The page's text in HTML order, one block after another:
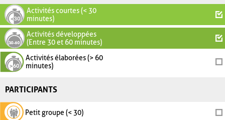
Activités courtes (< 30
minutes)
Activités développées
(Entre 30 et 60 minutes)
Activités élaborées (> 60
minutes)
PARTICIPANTS
Petit groupe (< 30)